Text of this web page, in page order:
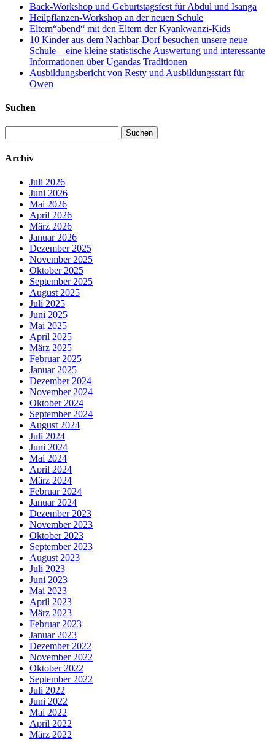
Back-Workshop und Geburtstagsfest für Abdul und Isanga
Heilpflanzen-Workshop an der neuen Schule
Eltern“abend“ mit den Eltern der Kyankwanzi-Kids
10 Kinder aus dem Nachbar-Dorf besuchen unsere neue
Schule – eine kleine statistische Auswertung und interessante
Informationen über Ugandas Traditionen
Ausbildungsbericht von Resty und Ausbildungsstart für
Owen
Suchen
nach:
Archiv
Juli 2026
Juni 2026
Mai 2026
April 2026
März 2026
Januar 2026
Dezember 2025
November 2025
Oktober 2025
September 2025
August 2025
Juli 2025
Juni 2025
Mai 2025
April 2025
März 2025
Februar 2025
Januar 2025
Dezember 2024
November 2024
Oktober 2024
September 2024
August 2024
Juli 2024
Juni 2024
Mai 2024
April 2024
März 2024
Februar 2024
Januar 2024
Dezember 2023
November 2023
Oktober 2023
September 2023
August 2023
Juli 2023
Juni 2023
Mai 2023
April 2023
März 2023
Februar 2023
Januar 2023
Dezember 2022
November 2022
Oktober 2022
September 2022
Juli 2022
Juni 2022
Mai 2022
April 2022
März 2022